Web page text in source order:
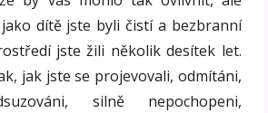
dítě jste byli čistí a bezbranní
jste žili několik desítek let.
jak jste se projevovali, odmítáni,
silně nepochopeni,